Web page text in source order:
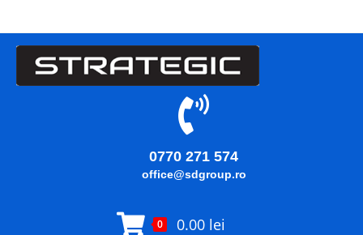
0770 271 574
office@sdgroup.ro
0 0.00 lei